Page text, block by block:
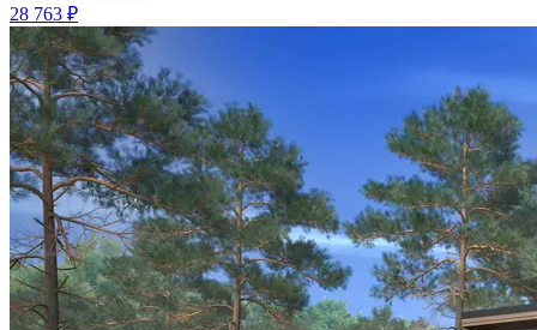
28 763 ₽